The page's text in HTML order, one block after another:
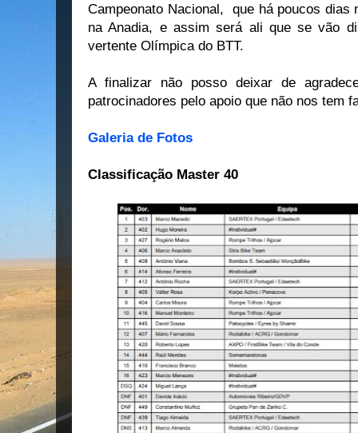
Campeonato Nacional, que há poucos dias
na Anadia, e assim será ali que se vão
vertente Olímpica do BTT.
A finalizar não posso deixar de
patrocinadores pelo apoio que não nos tem
Galeria de Fotos
Classificação Master 40